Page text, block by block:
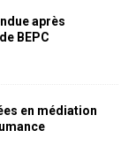
après
BEPC
en médiation